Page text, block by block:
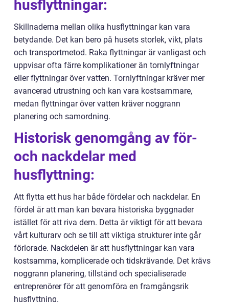
husflyttningar:
Skillnaderna mellan olika husflyttningar kan vara
betydande. Det kan bero på husets storlek, vikt, plats
och transportmetod. Raka flyttningar är vanligast och
uppvisar ofta färre komplikationer än tornlyftningar
eller flyttningar över vatten. Tornlyftningar kräver mer
avancerad utrustning och kan vara kostsammare,
medan flyttningar över vatten kräver noggrann
planering och samordning.
Historisk genomgång av för-
och nackdelar med
husflyttning:
Att flytta ett hus har både fördelar och nackdelar. En
fördel är att man kan bevara historiska byggnader
istället för att riva dem. Detta är viktigt för att bevara
vårt kulturarv och se till att viktiga strukturer inte går
förlorade. Nackdelen är att husflyttningar kan vara
kostsamma, komplicerade och tidskrävande. Det krävs
noggrann planering, tillstånd och specialiserade
entreprenörer för att genomföra en framgångsrik
husflyttning.